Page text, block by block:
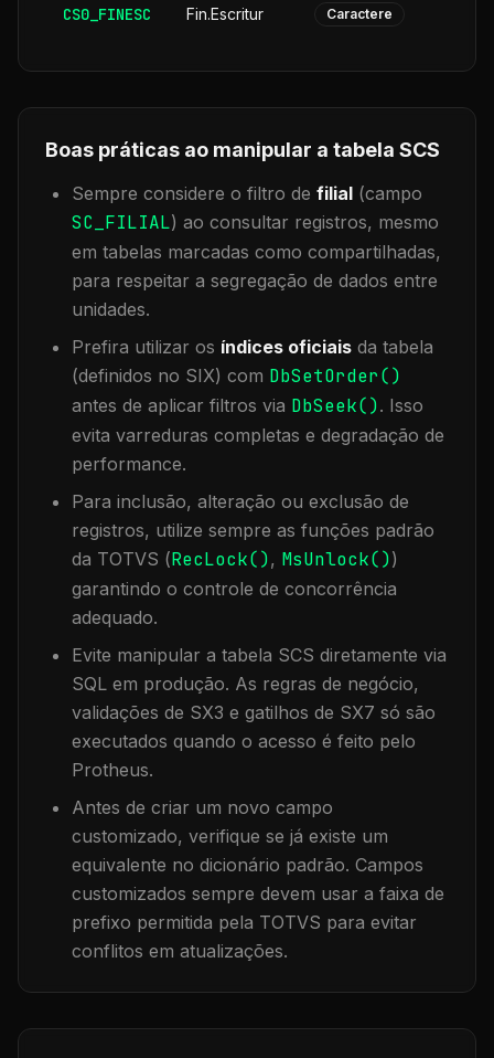
CS0_FINESC Fin.Escritur Caractere
Boas práticas ao manipular a tabela SCS
Sempre considere o filtro de filial (campo
SC_FILIAL) ao consultar registros, mesmo
em tabelas marcadas como compartilhadas,
para respeitar a segregação de dados entre
unidades.
Prefira utilizar os índices oficiais da tabela
(definidos no SIX) com DbSetOrder()
antes de aplicar filtros via DbSeek(). Isso
evita varreduras completas e degradação de
performance.
Para inclusão, alteração ou exclusão de
registros, utilize sempre as funções padrão
da TOTVS (RecLock(), MsUnlock())
garantindo o controle de concorrência
adequado.
Evite manipular a tabela SCS diretamente via
SQL em produção. As regras de negócio,
validações de SX3 e gatilhos de SX7 só são
executados quando o acesso é feito pelo
Protheus.
Antes de criar um novo campo
customizado, verifique se já existe um
equivalente no dicionário padrão. Campos
customizados sempre devem usar a faixa de
prefixo permitida pela TOTVS para evitar
conflitos em atualizações.